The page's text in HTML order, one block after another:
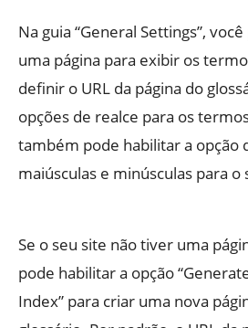
Na guia “General Settings”,
uma página para exibir os
definir o URL da página do
opções de realce para os
também pode habilitar a opção
maiúsculas e minúsculas para o
Se o seu site não tiver uma
pode habilitar a opção
Index” para criar uma nova